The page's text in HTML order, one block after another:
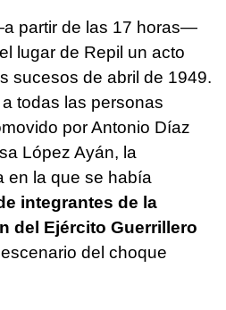
partir de las 17 horas—
lugar de Repil un acto
sucesos de abril de 1949.
todas las personas
por Antonio Díaz
López Ayán, la
en la que se había
integrantes de la
del Ejército Guerrillero
del choque